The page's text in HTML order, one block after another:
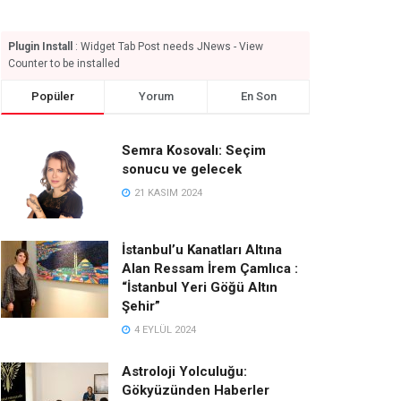
Plugin Install
: Widget Tab Post needs JNews - View
Counter to be installed
Popüler Yorum En Son
Semra Kosovalı: Seçim
sonucu ve gelecek
21 KASIM 2024
İstanbul’u Kanatları Altına
Alan Ressam İrem Çamlıca :
“İstanbul Yeri Göğü Altın
Şehir”
4 EYLÜL 2024
Astroloji Yolculuğu:
Gökyüzünden Haberler